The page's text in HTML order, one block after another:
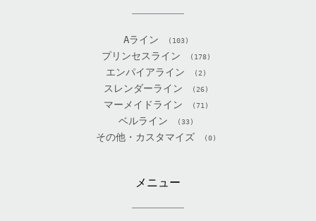
Aライン (103)
プリンセスライン (178)
エンパイアライン (2)
スレンダーライン (26)
マーメイドライン (71)
ベルライン (33)
その他・カスタマイズ (0)
メニュー